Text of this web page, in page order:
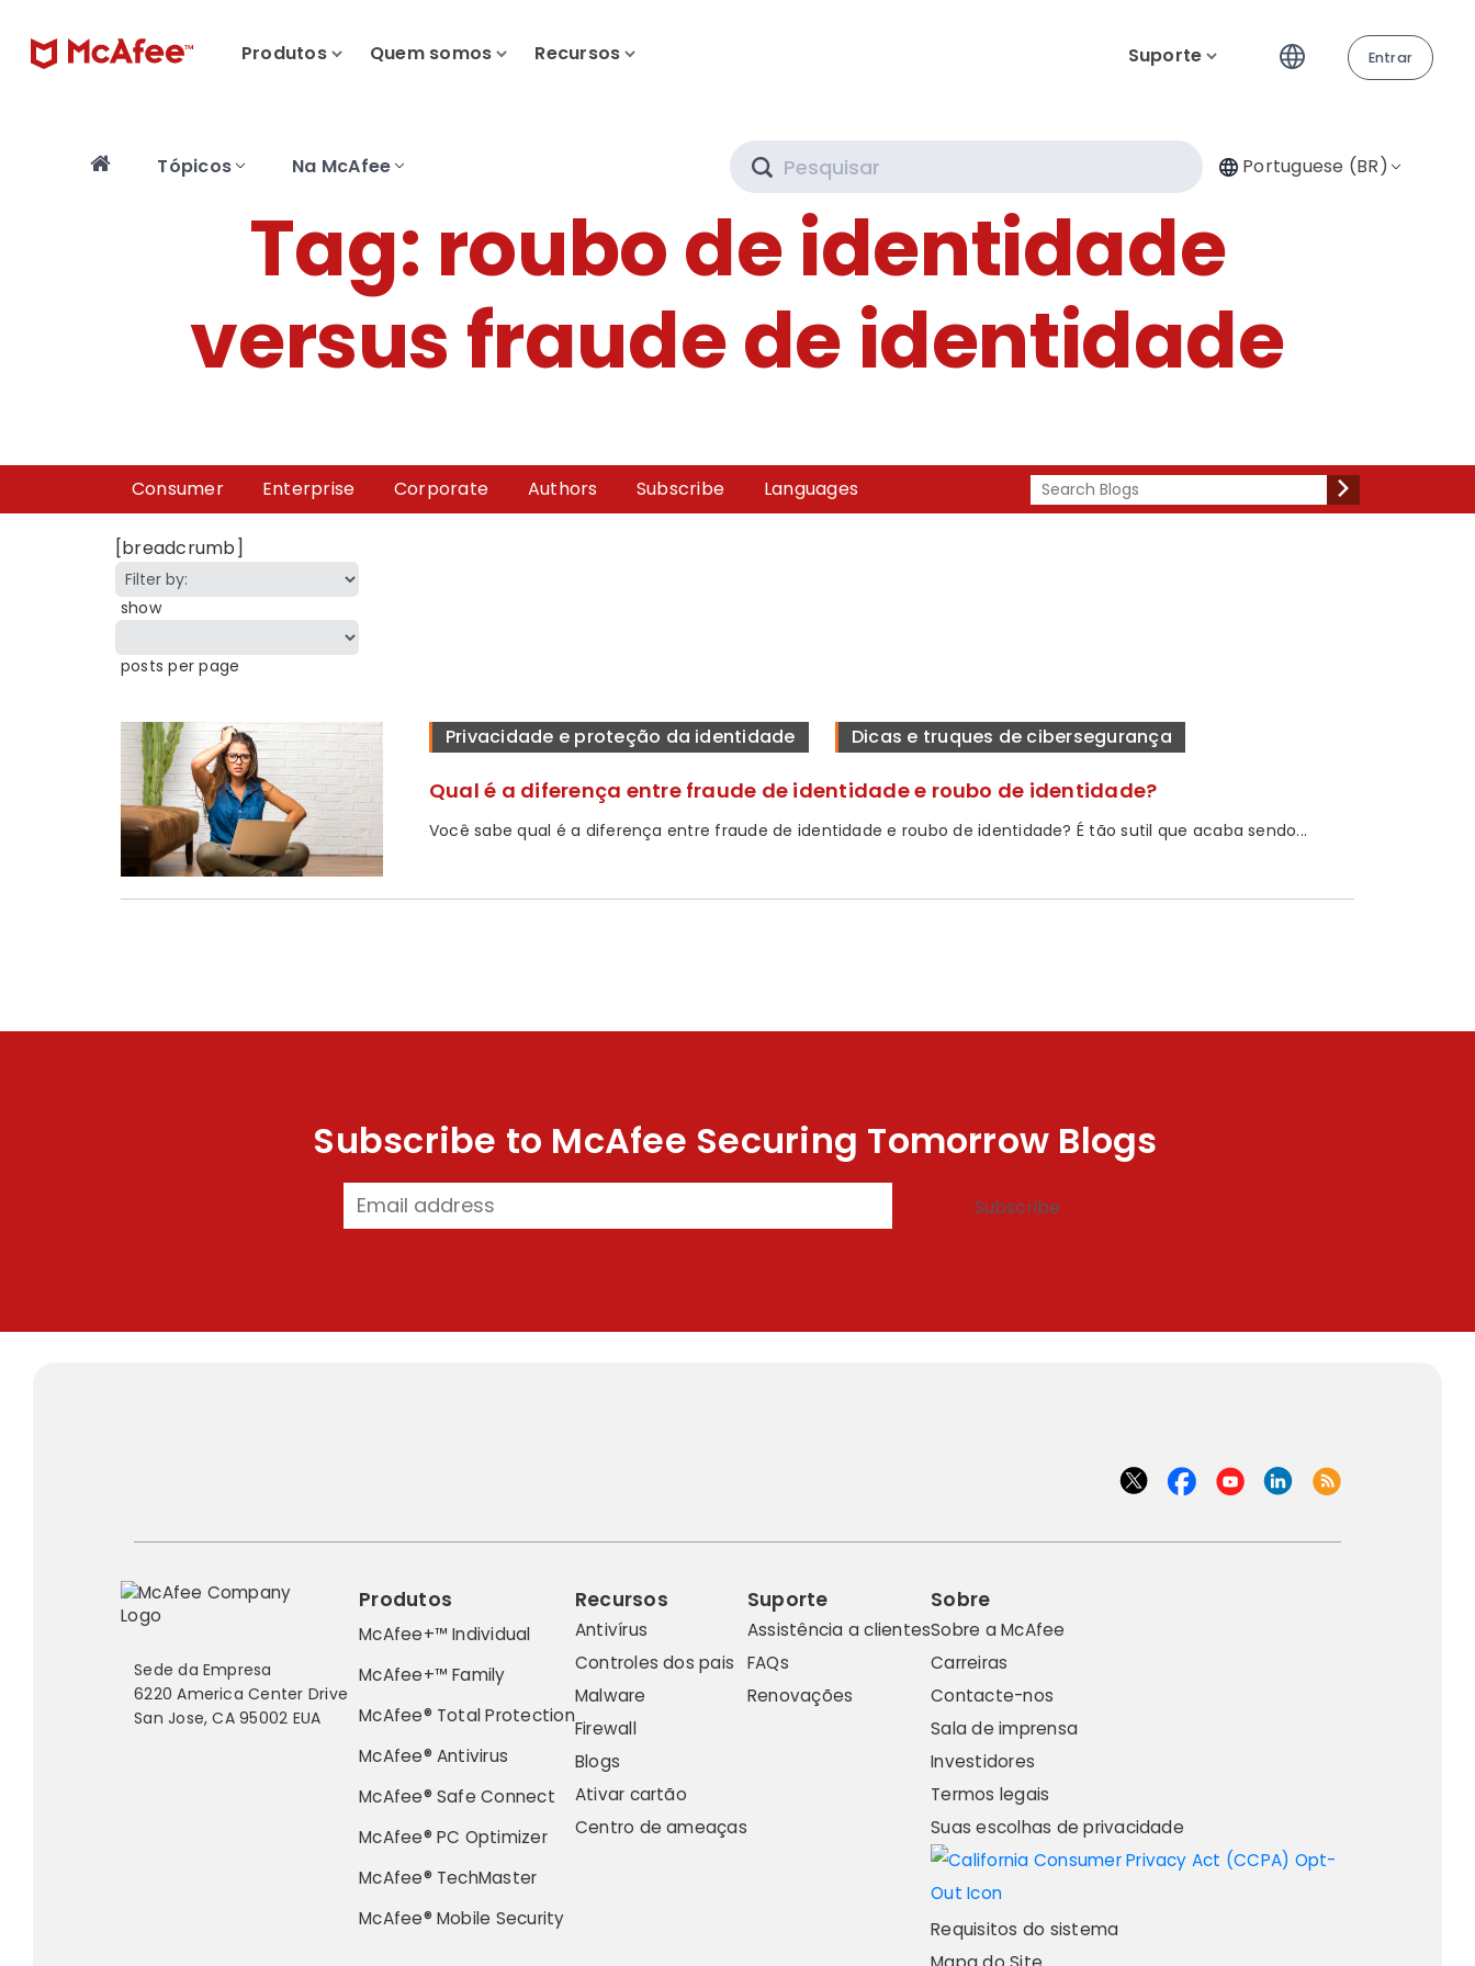
Produtos Quem somos Recursos Suporte Entrar
Tópicos Na McAfee Portuguese (BR)
Tag: roubo de identidade
versus fraude de identidade
Consumer Enterprise Corporate Authors Subscribe Languages Search
[breadcrumb]
show
posts per page
Privacidade e proteção da identidade Dicas e truques de cibersegurança
Qual é a diferença entre fraude de identidade e roubo de identidade?
Você sabe qual é a diferença entre fraude de identidade e roubo de identidade? É tão sutil que acaba sendo...
Subscribe to McAfee Securing Tomorrow Blogs
Subscribe
Sede da Empresa
6220 America Center Drive
San Jose, CA 95002 EUA
Produtos
McAfee+™ Individual
McAfee+™ Family
McAfee® Total Protection
McAfee® Antivirus
McAfee® Safe Connect
McAfee® PC Optimizer
McAfee® TechMaster
McAfee® Mobile Security
Recursos
Antivírus
Controles dos pais
Malware
Firewall
Blogs
Ativar cartão
Centro de ameaças
Suporte
Assistência a clientes
FAQs
Renovações
Sobre
Sobre a McAfee
Carreiras
Contacte-nos
Sala de imprensa
Investidores
Termos legais
Suas escolhas de privacidade
Requisitos do sistema